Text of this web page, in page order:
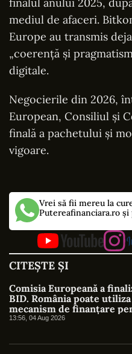
mediul de afaceri.
Europe au transmis
„coerență și
digitale.
Negocierile din 2026,
European, Consiliul și
finală a pachetului și
vigoare.
Vrei să fii mereu la
Putereafinanciara.ro și
CITEȘTE ȘI
Comisia Europeană a
BID. România poate
mecanism de finanțare
strategice
13:56, 04 Aug 2026